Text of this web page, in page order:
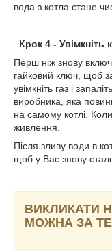
вода з котла стане
Крок 4 - Увімкніть
Перш ніж знову
гайковий ключ, щоб
увімкніть газ і
виробника, яка
на самому котлі. Коли
живлення.
Після зливу води в
щоб у Вас знову
ВИКЛИКАТИ
МОЖНА ЗА